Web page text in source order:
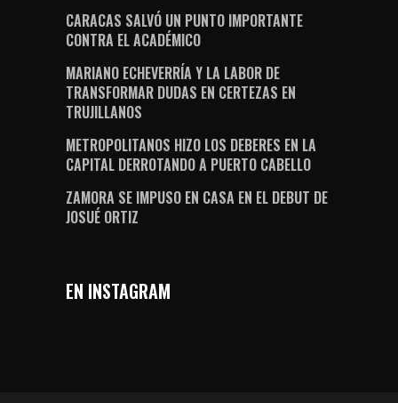
CARACAS SALVÓ UN PUNTO IMPORTANTE
CONTRA EL ACADÉMICO
MARIANO ECHEVERRÍA Y LA LABOR DE
TRANSFORMAR DUDAS EN CERTEZAS EN
TRUJILLANOS
METROPOLITANOS HIZO LOS DEBERES EN LA
CAPITAL DERROTANDO A PUERTO CABELLO
ZAMORA SE IMPUSO EN CASA EN EL DEBUT DE
JOSUÉ ORTIZ
EN INSTAGRAM